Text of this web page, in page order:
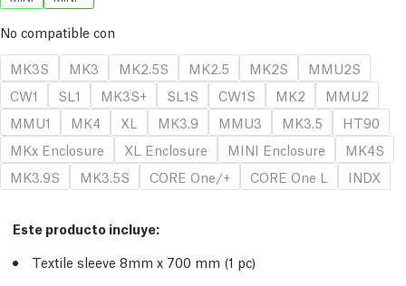
No compatible con
MK3S
MK3 MK2.5S MK2.5 MK2S
MMU2S
CW1
SL1 MK3S+ SL1S CW1S MK2
MMU2
MMU1
MK4 XL MK3.9 MMU3 MK3.5
HT90
MKx Enclosure
XL Enclosure MINI Enclosure
MK4S
MK3.9S
MK3.5S CORE One/+ CORE One L INDX
Este producto incluye:
Textile sleeve 8mm x 700 mm (1 pc)